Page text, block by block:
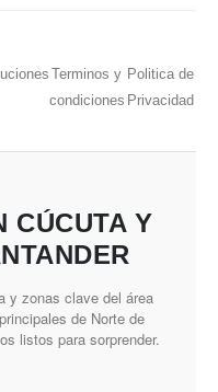
Terminos y
condiciones
Politica de
Privacidad
CÚCUTA Y
y zonas clave del área
de Norte de
listos para sorprender.